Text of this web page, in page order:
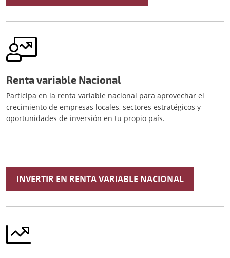
Renta variable Nacional
Participa en la renta variable nacional para aprovechar el
crecimiento de empresas locales, sectores estratégicos y
oportunidades de inversión en tu propio país.
INVERTIR EN RENTA VARIABLE NACIONAL